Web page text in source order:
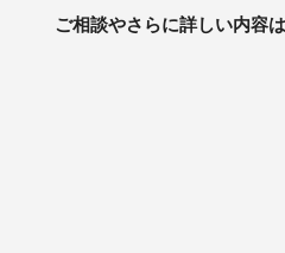
ご相談やさらに詳しい内容